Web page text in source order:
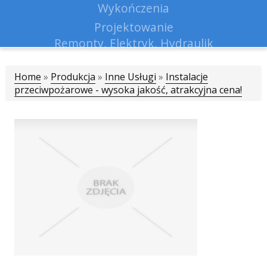
Wykończenia
Projektowanie
Remonty, Elektryk, Hydraulik
Lokum
Drzwi i Okna
Domy, Mieszkania
Nauczanie
Placówki Edukacyjne
Kursy Językowe
Konferencje, Sale Szkoleniowe
Kursy i Szkolenia
Home » Produkcja » Inne Usługi » Instalacje
przeciwpożarowe - wysoka jakość, atrakcyjna cena!